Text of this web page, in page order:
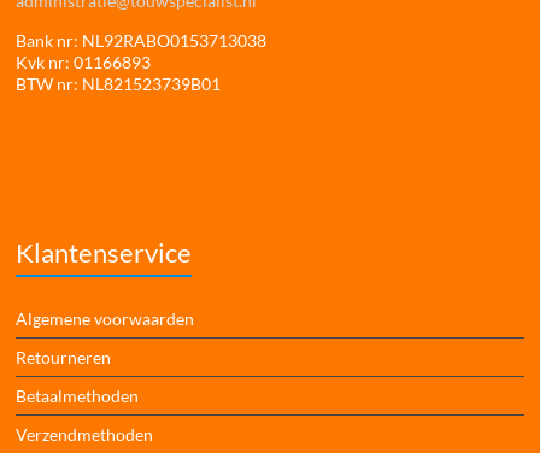
Bank nr: NL92RABO0153713038
Kvk nr: 01166893
BTW nr: NL821523739B01
Klantenservice
Algemene voorwaarden
Retourneren
Betaalmethoden
Verzendmethoden